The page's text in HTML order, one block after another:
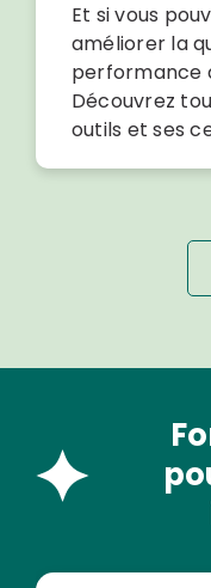
Et si vous
améliorer la
performance
Découvrez
outils et ses